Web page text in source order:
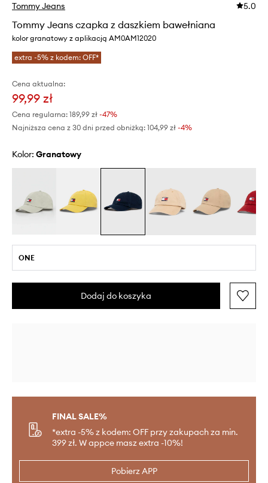
Tommy Jeans 5.0
Tommy Jeans czapka z daszkiem bawełniana
kolor granatowy z aplikacją AM0AM12020
extra -5% z kodem: OFF*
Cena aktualna:
99,99 zł
Cena regularna: 189,99 zł -47%
Najniższa cena z 30 dni przed obniżką: 104,99 zł -4%
Kolor: granatowy
ONE
Dodaj do koszyka
FINAL SALE%
*extra -5% z kodem: OFF przy zakupach za min.
399 zł. W appce masz extra -10%!
Pobierz APP